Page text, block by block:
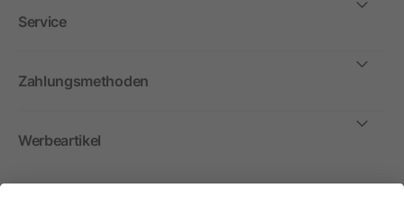
Service
Zahlungsmethoden
Werbeartikel